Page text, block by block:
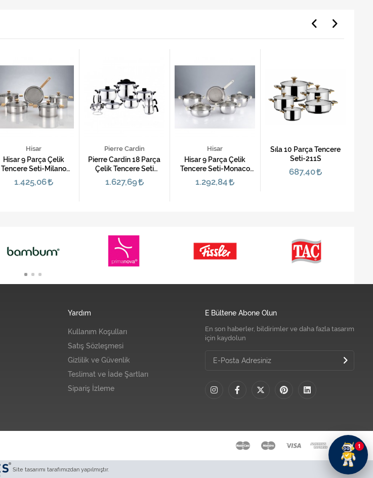
1
Hisar
Hisar 9 Parça Çelik
Tencere Seti-Milano
1.425,06
Pierre Cardin
Pierre Cardin 18 Parça
Çelik Tencere Seti
(Crown-S)
1.627,69
Hisar
Hisar 9 Parça Çelik
Tencere Seti-Monaco
Sedef
1.292,84
Sıla 10 Parça Tencere
Seti-211S
687,40
E Bültene Abone Olun
En son haberler, bildirimler ve daha fazla tasarım
için kaydolun
Yardım
Kullanım Koşulları
Satış Sözleşmesi
Gizlilik ve Güvenlik
Teslimat ve İade Şartları
Sipariş İzleme
Site tasarımı tarafımızdan yapılmıştır.